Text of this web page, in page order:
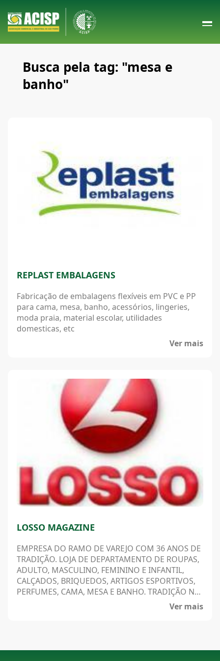
Busca pela tag: "mesa e
banho"
REPLAST EMBALAGENS
Fabricação de embalagens flexíveis em PVC e PP
para cama, mesa, banho, acessórios, lingeries,
moda praia, material escolar, utilidades
domesticas, etc
Ver mais
LOSSO MAGAZINE
EMPRESA DO RAMO DE VAREJO COM 36 ANOS DE
TRADIÇÃO. LOJA DE DEPARTAMENTO DE ROUPAS,
ADULTO, MASCULINO, FEMININO E INFANTIL,
CALÇADOS, BRIQUEDOS, ARTIGOS ESPORTIVOS,
PERFUMES, CAMA, MESA E BANHO. TRADIÇÃO NA
CIDADE, GARANTIA DE QUALIDADE, ÓTIMOSVer mais